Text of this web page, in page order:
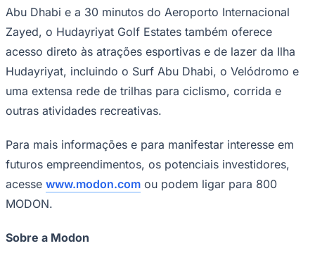
Palmeiras
Abu Dhabi e a 30 minutos do Aeroporto Internacional
Zayed, o Hudayriyat Golf Estates também oferece
acesso direto às atrações esportivas e de lazer da Ilha
Hudayriyat, incluindo o Surf Abu Dhabi, o Velódromo e
uma extensa rede de trilhas para ciclismo, corrida e
outras atividades recreativas.
Para mais informações e para manifestar interesse em
futuros empreendimentos, os potenciais investidores,
acesse www.modon.com ou podem ligar para 800
MODON.
Sobre a Modon